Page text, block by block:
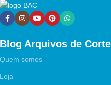
Blog Arquivos de Corte
Quem somos
Loja